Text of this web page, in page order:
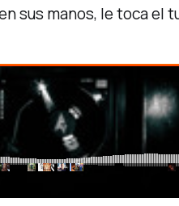
sus manos, le toca el